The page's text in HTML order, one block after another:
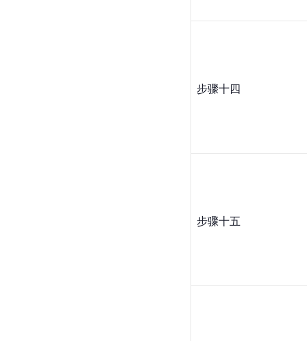
步骤十四
步骤十五